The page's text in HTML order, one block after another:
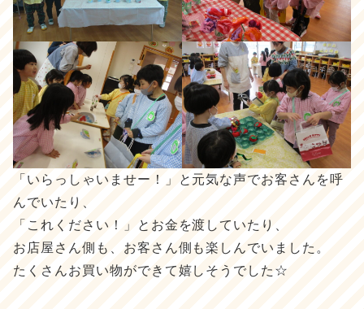
「いらっしゃいませー！」と元気な声でお客さんを呼
んでいたり、
「これください！」とお金を渡していたり、
お店屋さん側も、お客さん側も楽しんでいました。
たくさんお買い物ができて嬉しそうでした☆